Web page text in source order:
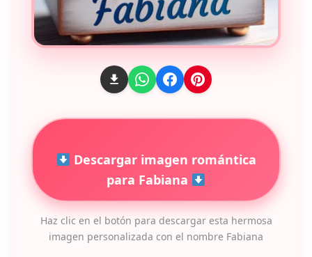
Descargar imagen romántica
para Fabiana
Haz clic en el botón para descargar esta hermosa
imagen personalizada con el nombre Fabiana